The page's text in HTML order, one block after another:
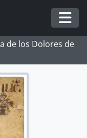
de los Dolores de